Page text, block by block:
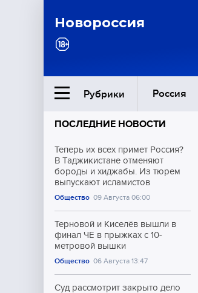
Новороссия
Рубрики Россия
Ближний Восток
Общество
Культура
ПОСЛЕДНИЕ НОВОСТИ
Теперь их всех примет Россия?
В Таджикистане отменяют
бороды и хиджабы. Из тюрем
выпускают исламистов
Общество 09 Августа 06:00
Терновой и Киселёв вышли в
финал ЧЕ в прыжках с 10-
метровой вышки
Общество 06 Августа 13:47
Суд рассмотрит закрыто дело